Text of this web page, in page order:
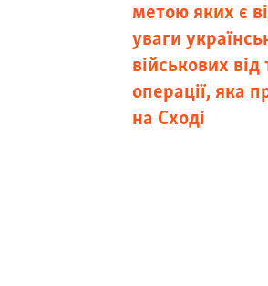
метою яких є
уваги
військових від
операції, яка
на Сході